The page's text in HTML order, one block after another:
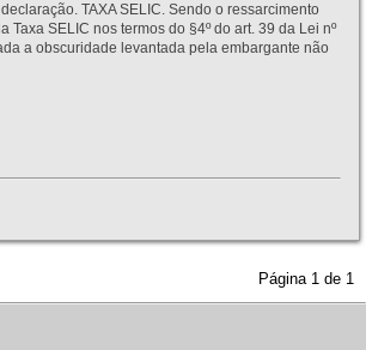
TAXA SELIC. Sendo o ressarcimento
SELIC nos termos do §4º do art. 39 da Lei nº
a obscuridade levantada pela embargante não
Página 1 de 1